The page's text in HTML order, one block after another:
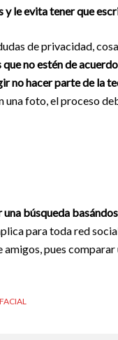
y le evita tener que
de privacidad,
no estén de
no hacer parte de la
una foto, el proceso
búsqueda
para toda red
amigos, pues